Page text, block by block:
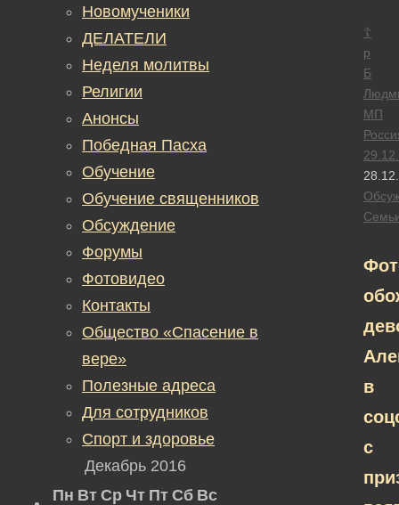
☦
р
Б
МП
в
с
Новомученики
ДЕЛАТЕЛИ
Неделя молитвы
Религии
Анонсы
Победная Пасха
Обучение
Обучение священников
Обсуждение
Форумы
Фотовидео
Контакты
Общество «Спасение в
вере»
Полезные адреса
Для сотрудников
Спорт и здоровье
Декабрь 2016
Пн Вт Ср Чт Пт Сб Вс